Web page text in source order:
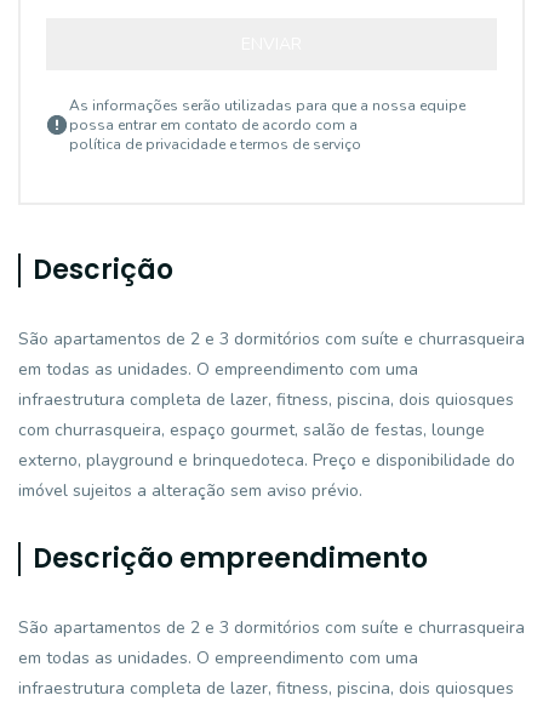
As informações serão utilizadas para que a nossa equipe
possa entrar em contato de acordo com a
política de privacidade e termos de serviço
Descrição
São apartamentos de 2 e 3 dormitórios com suíte e churrasqueira
em todas as unidades. O empreendimento com uma
infraestrutura completa de lazer, fitness, piscina, dois quiosques
com churrasqueira, espaço gourmet, salão de festas, lounge
externo, playground e brinquedoteca. Preço e disponibilidade do
imóvel sujeitos a alteração sem aviso prévio.
Descrição empreendimento
São apartamentos de 2 e 3 dormitórios com suíte e churrasqueira
em todas as unidades. O empreendimento com uma
infraestrutura completa de lazer, fitness, piscina, dois quiosques